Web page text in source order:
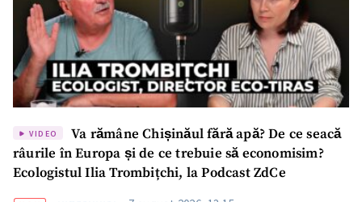
SUSȚINE
VIDEO
Va rămâne Chișinăul fără apă? De ce seacă
râurile în Europa și de ce trebuie să economisim?
Ecologistul Ilia Trombițchi, la Podcast ZdCe